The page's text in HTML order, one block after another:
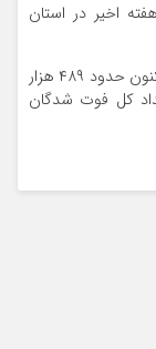
آمار مرگ و میر قطعی ناشی از کرونا نیز در ۲ هفته اخیر در استان
از ابتدای شیوع ویروس کرونا در استان اصفهان تا کنون حدود ۴۸۹ هزار
کل فوت شدگان